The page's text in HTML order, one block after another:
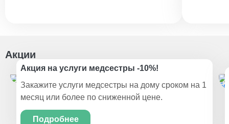
Акции
Акция на услуги медсестры -10%!
Закажите услуги медсестры на дому сроком на 1
месяц или более по сниженной цене.
Подробнее